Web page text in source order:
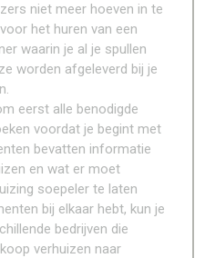
niet meer hoeven in te
het huren van een
waarin je al je spullen
worden afgeleverd bij je
eerst alle benodigde
voordat je begint met
bevatten informatie
en wat er moet
soepeler te laten
bij elkaar hebt, kun je
bedrijven die
verhuizen naar